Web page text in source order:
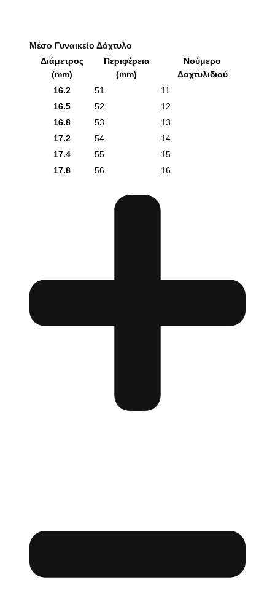
Μέσο Γυναικείο Δάχτυλο
Διάμετρος
(mm)
Περιφέρεια
(mm)
Νούμερο
Δαχτυλιδιού
16.2
51
11
16.5
52
12
16.8
53
13
17.2
54
14
17.4
55
15
17.8
56 16